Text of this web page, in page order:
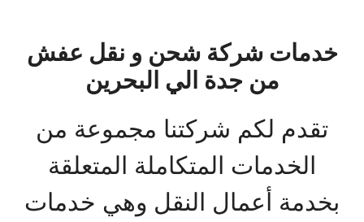
خدمات شركة شحن و نقل عفش
من جدة الي البحرين
تقدم لكم شركتنا مجموعة من
الخدمات المتكاملة المتعلقة
بخدمة أعمال النقل وهي خدمات